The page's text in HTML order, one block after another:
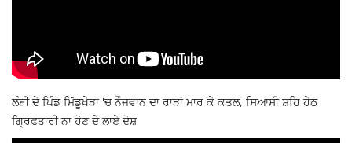
ਲੰਬੀ ਦੇ ਪਿੰਡ ਮਿੱਡੂਖੇੜਾ 'ਚ ਨੌਜਵਾਨ ਦਾ ਰਾੜਾਂ ਮਾਰ ਕੇ ਕਤਲ, ਸਿਆਸੀ ਸ਼ਹਿ ਹੇਠ
ਗ੍ਰਿਫਤਾਰੀ ਨਾ ਹੋਣ ਦੇ ਲਾਏ ਦੋਸ਼